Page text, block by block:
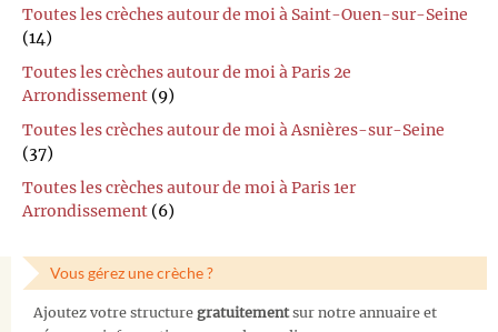
Toutes les crèches autour de moi à Saint-Ouen-sur-Seine
(14)
Toutes les crèches autour de moi à Paris 2e
Arrondissement (9)
Toutes les crèches autour de moi à Asnières-sur-Seine
(37)
Toutes les crèches autour de moi à Paris 1er
Arrondissement (6)
Vous gérez une crèche ?
Ajoutez votre structure gratuitementsur notre annuaire et